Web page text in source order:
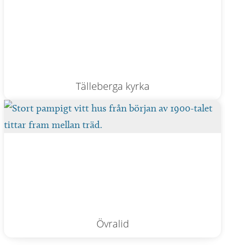
Tälleberga kyrka
Övralid